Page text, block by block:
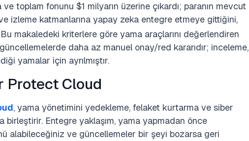
toplam fonunu $1 milyarın üzerine çıkardı; paranın mevcut
izleme katmanlarına yapay zeka entegre etmeye gittiğini,
Bu makaledeki kriterlere göre yama araçlarını değerlendiren
daha az manuel onay/red kararıdır; inceleme,
yamalar için ayrılmıştır.
Protect Cloud
, yama yönetimini yedekleme, felaket kurtarma ve siber
Entegre yaklaşım, yama yapmadan önce
alabileceğiniz ve güncellemeler bir şeyi bozarsa geri